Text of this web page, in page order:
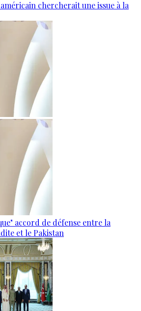
chercherait une issue à la
accord de défense entre la
et le Pakistan